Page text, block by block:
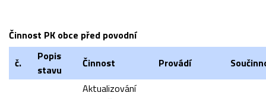
Činnost PK obce před povodní
č.
Popis
stavu
Činnost Provádí
Aktualizování